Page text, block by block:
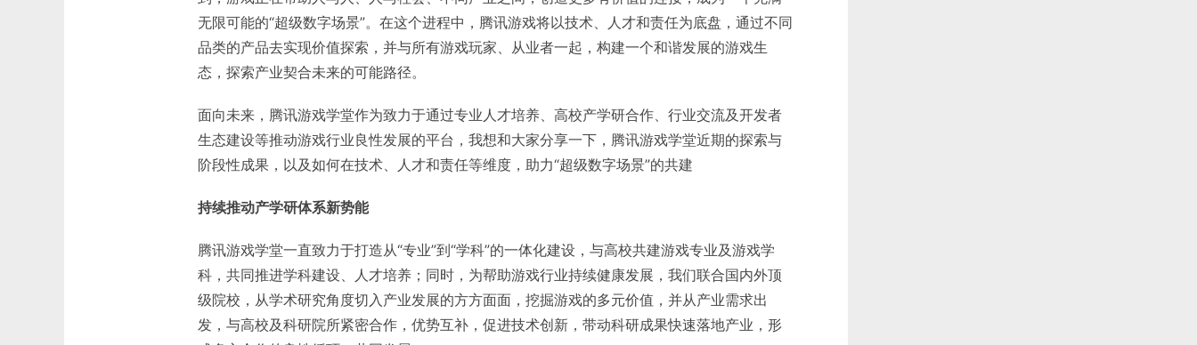
无限可能的“超级数字场景”。在这个进程中，腾讯游戏将以技术、人才和责任为底盘，通过不同
品类的产品去实现价值探索，并与所有游戏玩家、从业者一起，构建一个和谐发展的游戏生
态，探索产业契合未来的可能路径。
面向未来，腾讯游戏学堂作为致力于通过专业人才培养、高校产学研合作、行业交流及开发者
生态建设等推动游戏行业良性发展的平台，我想和大家分享一下，腾讯游戏学堂近期的探索与
阶段性成果，以及如何在技术、人才和责任等维度，助力“超级数字场景”的共建
持续推动产学研体系新势能
腾讯游戏学堂一直致力于打造从“专业”到“学科”的一体化建设，与高校共建游戏专业及游戏学
科，共同推进学科建设、人才培养；同时，为帮助游戏行业持续健康发展，我们联合国内外顶
级院校，从学术研究角度切入产业发展的方方面面，挖掘游戏的多元价值，并从产业需求出
发，与高校及科研院所紧密合作，优势互补，促进技术创新，带动科研成果快速落地产业，形